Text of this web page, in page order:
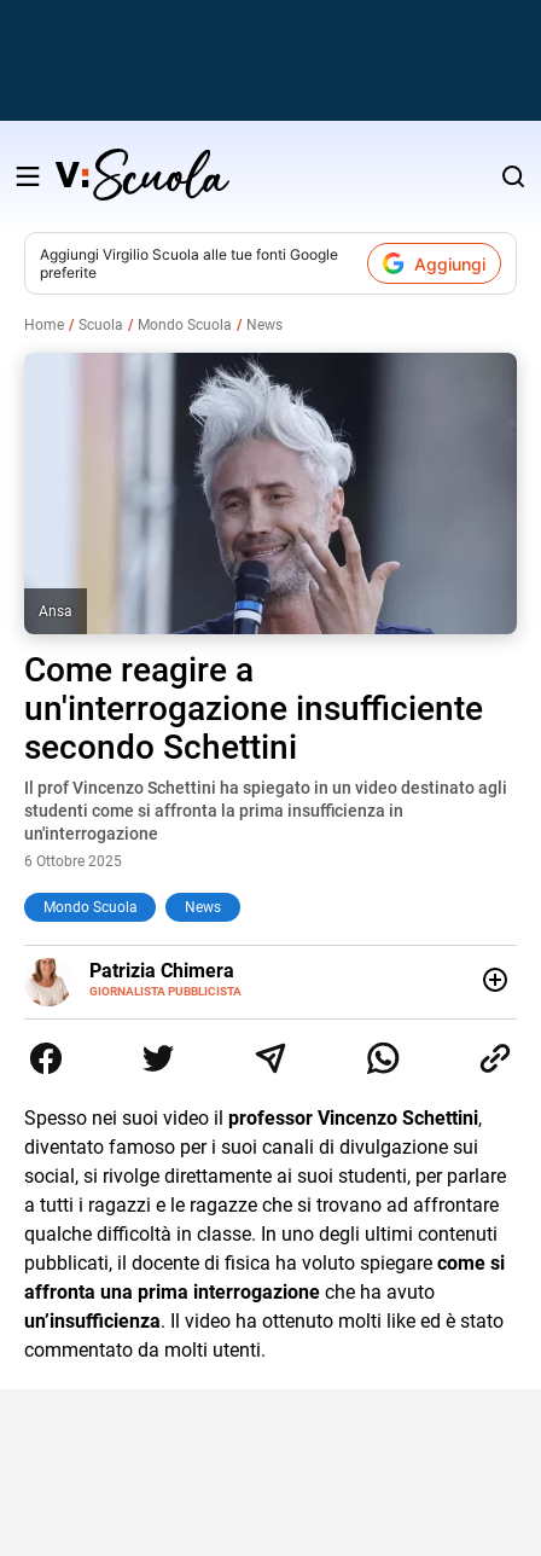
Salta
contenuto
Aggiungi Virgilio Scuola alle tue fonti Google
preferite
Aggiungi
Home Scuola Mondo Scuola News
Ansa
Come reagire a
un'interrogazione insufficiente
secondo Schettini
Il prof Vincenzo Schettini ha spiegato in un video destinato agli
studenti come si affronta la prima insufficienza in
un'interrogazione
6 Ottobre 2025
Mondo Scuola News
Patrizia Chimera
GIORNALISTA PUBBLICISTA
E-
MAIL
LINKEDIN
collaborato con grandi gruppi editoriali e agenzie di
comunicazione specializzandosi nella scrittura di articoli
Spesso nei suoi video il professor Vincenzo Schettini,
diventato famoso per i suoi canali di divulgazione sui
social, si rivolge direttamente ai suoi studenti, per parlare
a tutti i ragazzi e le ragazze che si trovano ad affrontare
qualche difficoltà in classe. In uno degli ultimi contenuti
pubblicati, il docente di fisica ha voluto spiegare come si
affronta una prima interrogazione che ha avuto
un’insufficienza. Il video ha ottenuto molti like ed è stato
commentato da molti utenti.